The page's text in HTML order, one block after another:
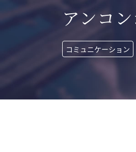
アンコ
コミュニケーション